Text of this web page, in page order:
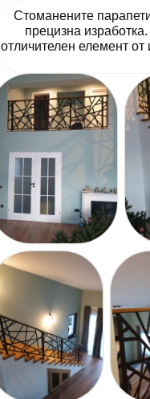
Стоманените
прецизна
отличителен елемент